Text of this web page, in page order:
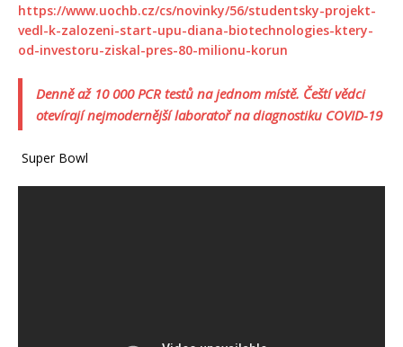
https://www.uochb.cz/cs/novinky/56/studentsky-projekt-
vedl-k-zalozeni-start-upu-diana-biotechnologies-ktery-
od-investoru-ziskal-pres-80-milionu-korun
Denně až 10 000 PCR testů na jednom místě. Čeští vědci
otevírají nejmodernější laboratoř na diagnostiku COVID-19
Super Bowl